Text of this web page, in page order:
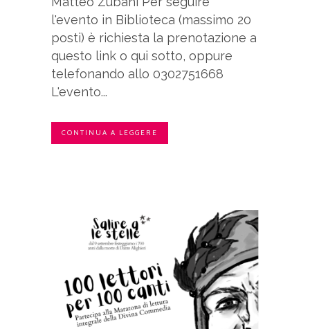
l'evento in Biblioteca (massimo 20
posti) è richiesta la prenotazione a
questo link o qui sotto, oppure
telefonando allo 0302751668
L'evento...
CONTINUA A LEGGERE